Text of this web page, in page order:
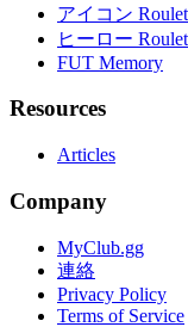
アイコン
ヒーロー
FUT Memory
Resources
Articles
Company
MyClub.gg
連絡
Privacy Policy
Terms of Service